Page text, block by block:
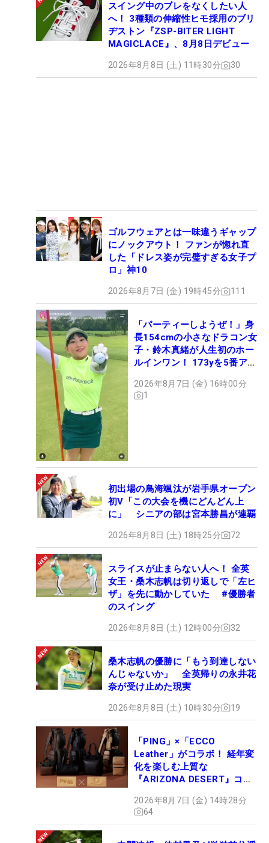
スイング中のブレをなくしたい人
へ！ 3種類の伸縮性ヒモ採用のブリ
ヂストン『ZSP-BITER LIGHT
MAGICLACE』、8月8日デビュー
2026年8月8日 (土) 11時30分 30
ゴルフウェアとは一味違うギャップ
にノックアウト！ ファンが惚れ直
した「ドレス姿が完璧すぎる女子プ
ロ」神10
2026年8月7日 (金) 19時45分 111
「パーティーしようぜ！」身
長154cmの小さなドラコン女
子・鈴木真緒が人生初のホー
ルインワン！ 173yを5番アイ
2026年8月7日 (金) 16時00分
1
初出場の鳥海颯汰が岩手県オープン
初V「この大会を機にどんどん上
に」 シニアの部は宮本勝昌が連覇
2026年8月8日 (土) 18時25分 72
スライスが止まらない人へ！ 全英
女王・桑木志帆は切り返しで「左ヒ
ザ」を先に動かしていた #優勝者
のスイング
2026年8月8日 (土) 12時00分 32
桑木志帆の優勝に「もう到達しない
んじゃないか」 全英帰りの永井花
奈が受け止めた現実
2026年8月8日 (土) 10時30分 19
「PING」×「ECCO
Leather」がコラボ！ 経年変
化を楽しむ上質な
『ARIZONA DESERT』コレ
ュー
2026年8月7日 (金) 14時28分
64